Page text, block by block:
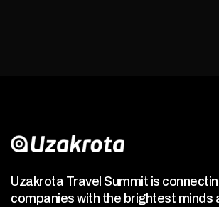
Uzakrota Travel Summit is
companies with the brightest minds